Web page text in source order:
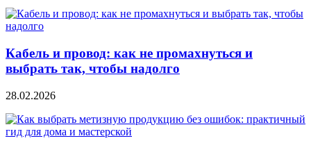
Кабель и провод: как не промахнуться и
выбрать так, чтобы надолго
28.02.2026